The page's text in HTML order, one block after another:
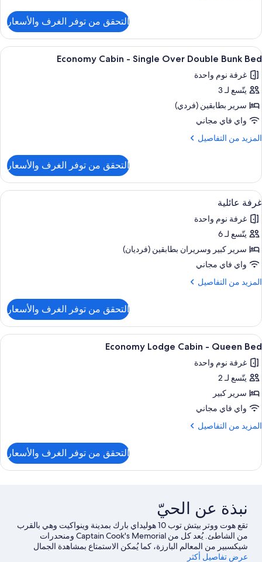
Superior
Bedroom
التحقق من توفر الغرف والأسعار
استعراض
جميع
صور
Economy
Cabin
-
Single
Over
Bunk
Bed
3
Economy Cabin - Single Over Double Bunk Bed
غرفة نوم واحدة
يتّسع لـ 3
سرير بطابقين (فردي)
واي فاي مجاني
المزيد من التفاصيل
المزيد
Economy
Cabin
-
Single
Over
Double
Bed
التحقق من توفر الغرف والأسعار
استعراض
جميع
صور
غرفة
عائلية
6
غرفة عائلية
غرفة نوم واحدة
يتّسع لـ 6
سرير كبير‫‬ وسريران بطابقين (فرديان)
واي فاي مجاني
المزيد من التفاصيل
المزيد
غرفة
عائلية
التحقق من توفر الغرف والأسعار
استعراض
جميع
صور
Economy
Lodge
Cabin
-
Queen
1
Economy Lodge Cabin - Queen Bed
غرفة نوم واحدة
يتّسع لـ 2
سرير كبير
واي فاي مجاني
المزيد من التفاصيل
المزيد
Economy
Queen
التحقق من توفر الغرف والأسعار
نبذة عن الحيّ
تقع هوت ووتر بيتش توب 10 هوليداي بارك بمدينة وينواكيت وهي بالقرب
من الشاطئ. يُعد كل من Captain Cook's Memorial ومنحدرات
شيكسبير من المعالم البارزة، كما يُمكن الاستمتاع بمشاهدة الجمال
الطبيعي للمنطقة في شاطئ المياه الساخنة وشاطئ هاهي.يُعد كل من
عرض تفاصيل أكثر